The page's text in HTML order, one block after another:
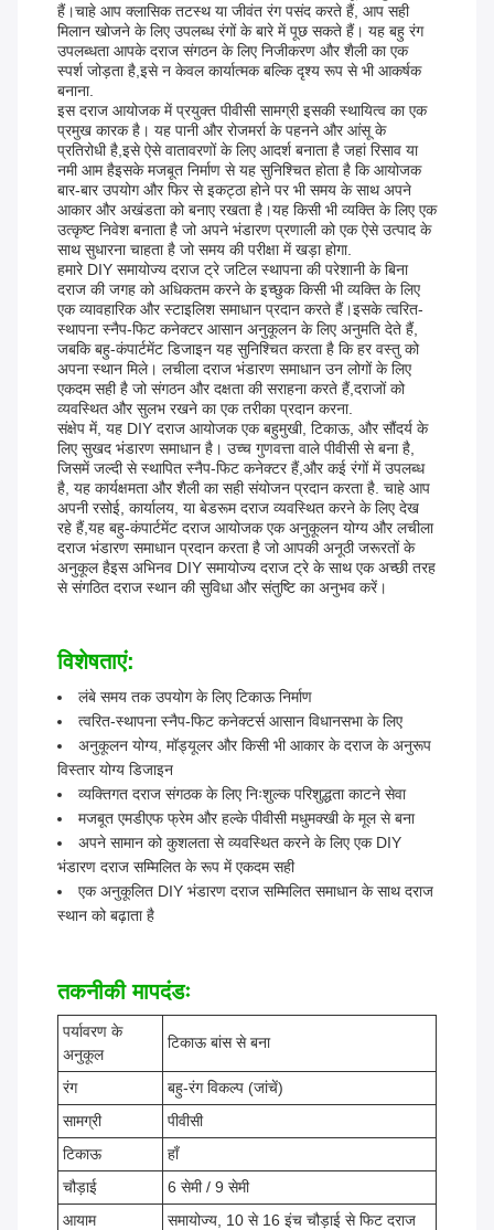
हैं।चाहे आप क्लासिक तटस्थ या जीवंत रंग पसंद करते हैं, आप सही
मिलान खोजने के लिए उपलब्ध रंगों के बारे में पूछ सकते हैं। यह बहु रंग
उपलब्धता आपके दराज संगठन के लिए निजीकरण और शैली का एक
स्पर्श जोड़ता है,इसे न केवल कार्यात्मक बल्कि दृश्य रूप से भी आकर्षक
बनाना.
इस दराज आयोजक में प्रयुक्त पीवीसी सामग्री इसकी स्थायित्व का एक
प्रमुख कारक है। यह पानी और रोजमर्रा के पहनने और आंसू के
प्रतिरोधी है,इसे ऐसे वातावरणों के लिए आदर्श बनाता है जहां रिसाव या
नमी आम हैइसके मजबूत निर्माण से यह सुनिश्चित होता है कि आयोजक
बार-बार उपयोग और फिर से इकट्ठा होने पर भी समय के साथ अपने
आकार और अखंडता को बनाए रखता है।यह किसी भी व्यक्ति के लिए एक
उत्कृष्ट निवेश बनाता है जो अपने भंडारण प्रणाली को एक ऐसे उत्पाद के
साथ सुधारना चाहता है जो समय की परीक्षा में खड़ा होगा.
हमारे DIY समायोज्य दराज ट्रे जटिल स्थापना की परेशानी के बिना
दराज की जगह को अधिकतम करने के इच्छुक किसी भी व्यक्ति के लिए
एक व्यावहारिक और स्टाइलिश समाधान प्रदान करते हैं।इसके त्वरित-
स्थापना स्नैप-फिट कनेक्टर आसान अनुकूलन के लिए अनुमति देते हैं,
जबकि बहु-कंपार्टमेंट डिजाइन यह सुनिश्चित करता है कि हर वस्तु को
अपना स्थान मिले। लचीला दराज भंडारण समाधान उन लोगों के लिए
एकदम सही है जो संगठन और दक्षता की सराहना करते हैं,दराजों को
व्यवस्थित और सुलभ रखने का एक तरीका प्रदान करना.
संक्षेप में, यह DIY दराज आयोजक एक बहुमुखी, टिकाऊ, और सौंदर्य के
लिए सुखद भंडारण समाधान है। उच्च गुणवत्ता वाले पीवीसी से बना है,
जिसमें जल्दी से स्थापित स्नैप-फिट कनेक्टर हैं,और कई रंगों में उपलब्ध
है, यह कार्यक्षमता और शैली का सही संयोजन प्रदान करता है. चाहे आप
अपनी रसोई, कार्यालय, या बेडरूम दराज व्यवस्थित करने के लिए देख
रहे हैं,यह बहु-कंपार्टमेंट दराज आयोजक एक अनुकूलन योग्य और लचीला
दराज भंडारण समाधान प्रदान करता है जो आपकी अनूठी जरूरतों के
अनुकूल हैइस अभिनव DIY समायोज्य दराज ट्रे के साथ एक अच्छी तरह
से संगठित दराज स्थान की सुविधा और संतुष्टि का अनुभव करें।
विशेषताएं:
लंबे समय तक उपयोग के लिए टिकाऊ निर्माण
त्वरित-स्थापना स्नैप-फिट कनेक्टर्स आसान विधानसभा के लिए
अनुकूलन योग्य, मॉड्यूलर और किसी भी आकार के दराज के अनुरूप
विस्तार योग्य डिजाइन
व्यक्तिगत दराज संगठक के लिए निःशुल्क परिशुद्धता काटने सेवा
मजबूत एमडीएफ फ्रेम और हल्के पीवीसी मधुमक्खी के मूल से बना
अपने सामान को कुशलता से व्यवस्थित करने के लिए एक DIY
भंडारण दराज सम्मिलित के रूप में एकदम सही
एक अनुकूलित DIY भंडारण दराज सम्मिलित समाधान के साथ दराज
स्थान को बढ़ाता है
तकनीकी मापदंडः
पर्यावरण के
अनुकूल
टिकाऊ बांस से बना
रंग
बहु-रंग विकल्प (जांचें)
सामग्री
पीवीसी
टिकाऊ
हाँ
चौड़ाई
6 सेमी / 9 सेमी
आयाम
समायोज्य, 10 से 16 इंच चौड़ाई से फिट दराज